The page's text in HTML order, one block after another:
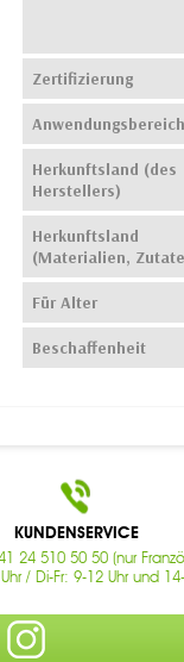
Zertifizierung
Anwendungsbereich
Herkunftsland (des
Herstellers)
Herkunftsland
(Materialien,
Für Alter
Beschaffenheit
KUNDENSERVICE
24 510 50 50 (nur
/ Di-Fr: 9-12 Uhr und